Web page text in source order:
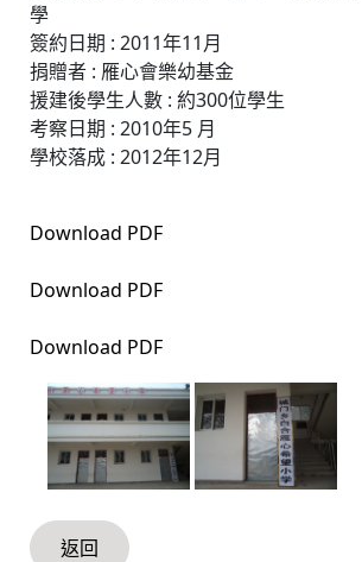
學
簽約日期 : 2011年11月
捐贈者 : 雁心會樂幼基金
援建後學生人數 : 約300位學生
考察日期 : 2010年5 月
學校落成 : 2012年12月
Download PDF
Download PDF
Download PDF
返回